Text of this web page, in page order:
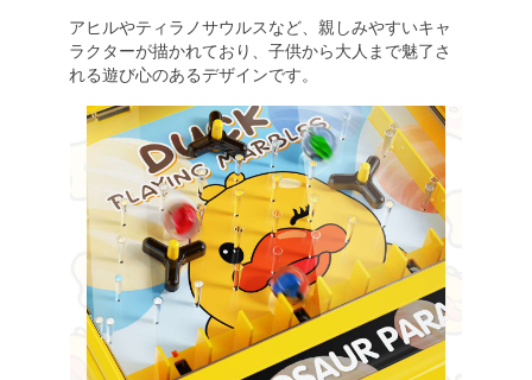
アヒルやティラノサウルスなど、親しみやすいキャ
ラクターが描かれており、子供から大人まで魅了さ
れる遊び心のあるデザインです。